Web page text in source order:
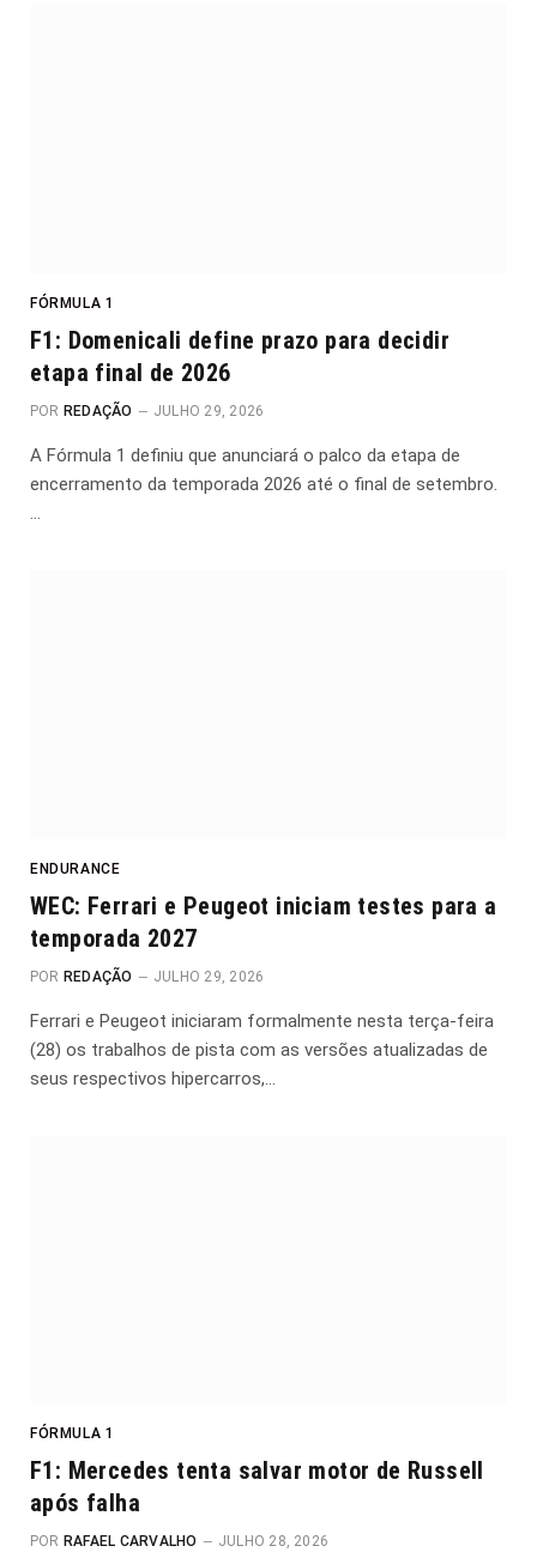
FÓRMULA 1
F1: Domenicali define prazo para decidir
etapa final de 2026
POR REDAÇÃO JULHO 29, 2026
A Fórmula 1 definiu que anunciará o palco da etapa de
encerramento da temporada 2026 até o final de setembro.
…
ENDURANCE
WEC: Ferrari e Peugeot iniciam testes para a
temporada 2027
POR REDAÇÃO JULHO 29, 2026
Ferrari e Peugeot iniciaram formalmente nesta terça-feira
(28) os trabalhos de pista com as versões atualizadas de
seus respectivos hipercarros,…
FÓRMULA 1
F1: Mercedes tenta salvar motor de Russell
após falha
POR RAFAEL CARVALHO JULHO 28, 2026